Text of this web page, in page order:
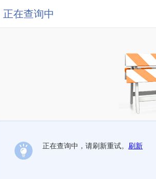
正在查询中
正在查询中，请刷新重试。 刷新